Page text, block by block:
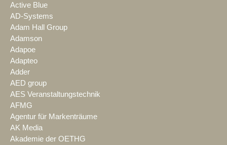
Active Blue
AD-Systems
Adam Hall Group
Adamson
Adapoe
Adapteo
Adder
AED group
AES Veranstaltungstechnik
AFMG
Agentur für Markenträume
AK Media
Akademie der OETHG